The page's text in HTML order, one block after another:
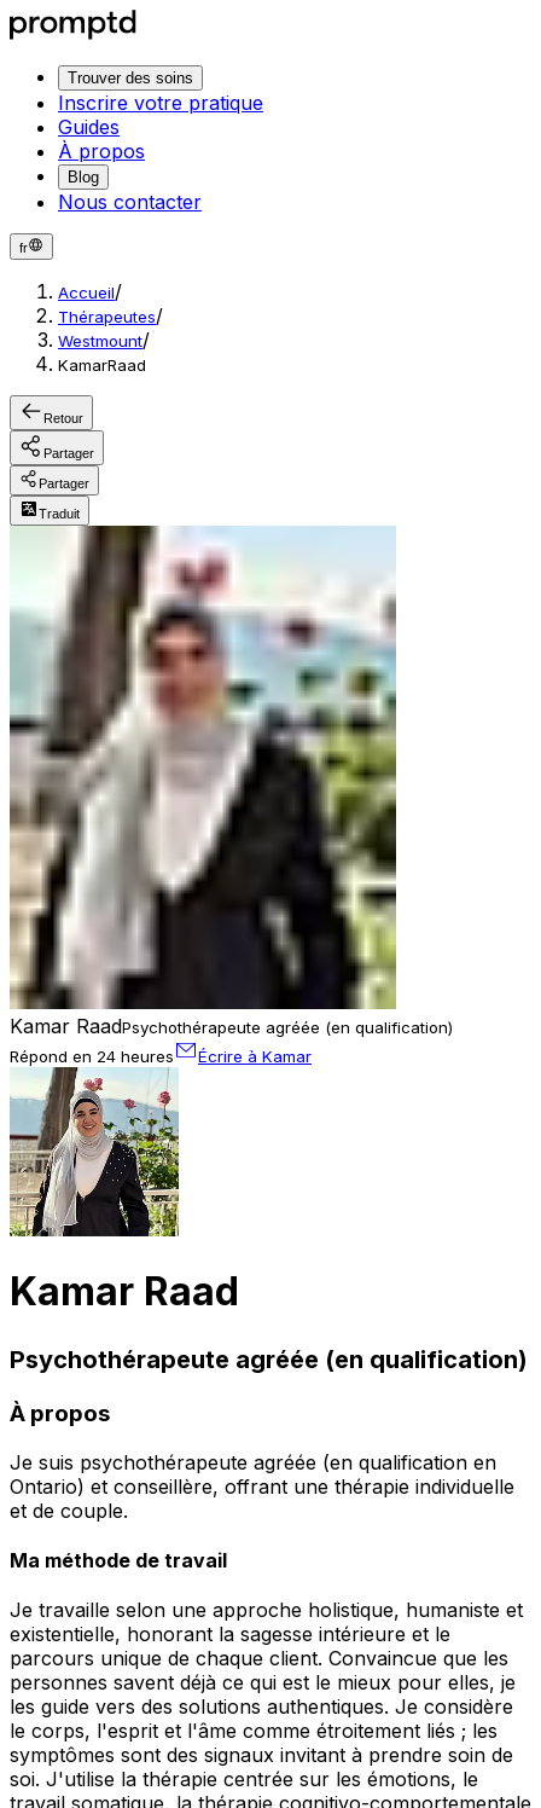
Trouver des soins
Inscrire votre pratique
Guides
À propos
Blog
Nous contacter
fr
Accueil/
Thérapeutes/
Westmount/
KamarRaad
Retour
Partager
Partager
Traduit
Kamar RaadPsychothérapeute agréée (en qualification)
Répond en 24 heures
Écrire à Kamar
Kamar Raad
Psychothérapeute agréée (en qualification)
À propos
Je suis psychothérapeute agréée (en qualification en
Ontario) et conseillère, offrant une thérapie individuelle
et de couple.
Ma méthode de travail
Je travaille selon une approche holistique, humaniste et
existentielle, honorant la sagesse intérieure et le
parcours unique de chaque client. Convaincue que les
personnes savent déjà ce qui est le mieux pour elles, je
les guide vers des solutions authentiques. Je considère
le corps, l'esprit et l'âme comme étroitement liés ; les
symptômes sont des signaux invitant à prendre soin de
soi. J'utilise la thérapie centrée sur les émotions, le